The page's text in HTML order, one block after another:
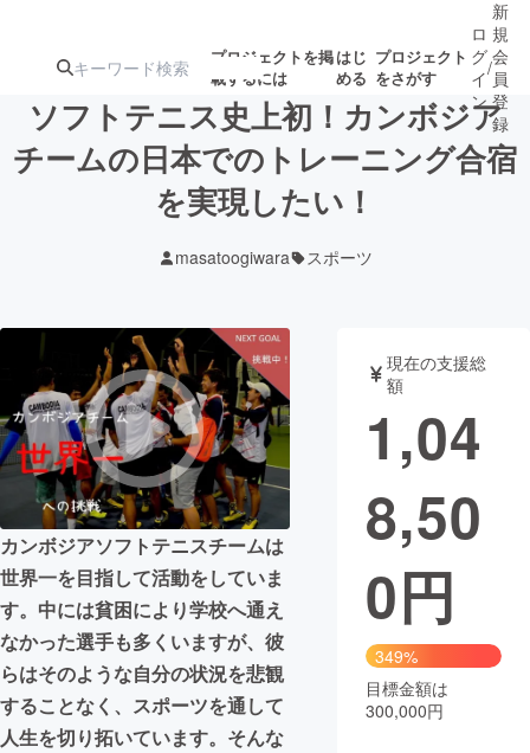
プロジェクトを掲
載するには
はじ
める
プロジェクト
をさがす
注目のリ 注目の新着プロ
ジェクト
募集終了が近いプ
テクノロジー・ガジェット
映像・映画 書籍・雑誌
ビジネス・起業 チャレンジ
まちづくり・地域活性化
CAMPFIRE for Social Good
CAMPFIRE Creation
CAMPFIREふるさと納税machi-ya コミュニティ
ロ
グ
イ
ン
/
新
規
会
員
登
録
ソフトテニス史上初！カンボジア
チームの日本でのトレーニング合宿
を実現したい！
masatoogiwara スポーツ
カンボジアソフトテニスチームは
世界一を目指して活動をしていま
す。中には貧困により学校へ通え
なかった選手も多くいますが、彼
らはそのような自分の状況を悲観
することなく、スポーツを通して
人生を切り拓いています。そんな
現在の支援総
額
1,04
8,50
0円
349%
目標金額は
300,000円